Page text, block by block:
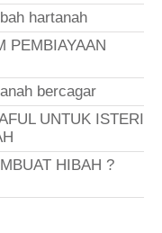
hartanah
PEMBIAYAAN
bercagar
UNTUK ISTERI
HIBAH ?